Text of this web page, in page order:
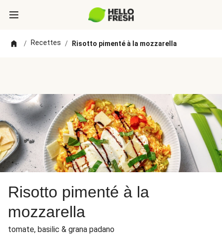
/ Recettes / Risotto pimenté à la mozzarella
Risotto pimenté à la
mozzarella
tomate, basilic & grana padano